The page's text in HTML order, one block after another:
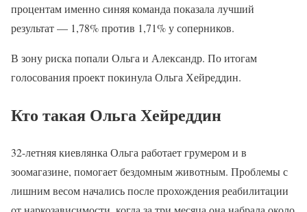
процентам именно синяя команда показала лучший
результат — 1,78% против 1,71% у соперников.
В зону риска попали Ольга и Александр. По итогам
голосования проект покинула Ольга Хейреддин.
Кто такая Ольга Хейреддин
32-летняя киевлянка Ольга работает грумером и в
зоомагазине, помогает бездомным животным. Проблемы с
лишним весом начались после прохождения реабилитации